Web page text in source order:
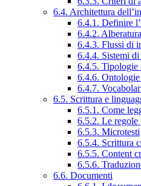
6.4. Architettura
6.4.1. Definire
6.4.2. Alberatura
6.4.3. Flussi di
6.4.4. Sistemi
6.4.5. Tipologie
6.4.6. Ontologie
6.4.7.
6.5. Scrittura e
6.5.1. Come
6.5.2. Le regole
6.5.3. Microtesti
6.5.4. Scrittura
6.5.5. Content
6.5.6.
6.6. Documenti